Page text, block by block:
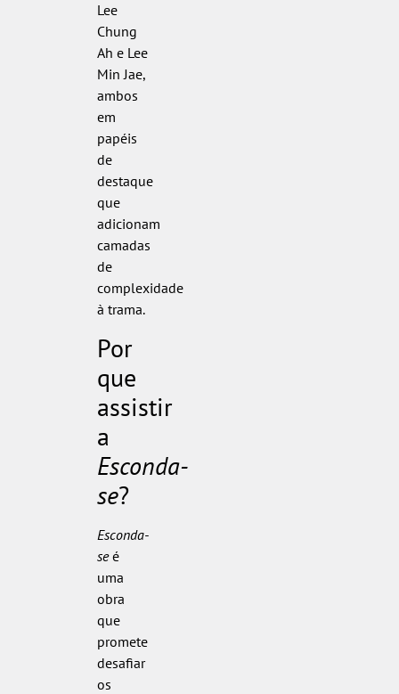
Lee
Chung
Ah e Lee
Min Jae,
ambos
em
papéis
de
destaque
que
adicionam
camadas
de
complexidade
à trama.
Por
que
assistir
a
Esconda-
se?
Esconda-
seé
uma
obra
que
promete
desafiar
os